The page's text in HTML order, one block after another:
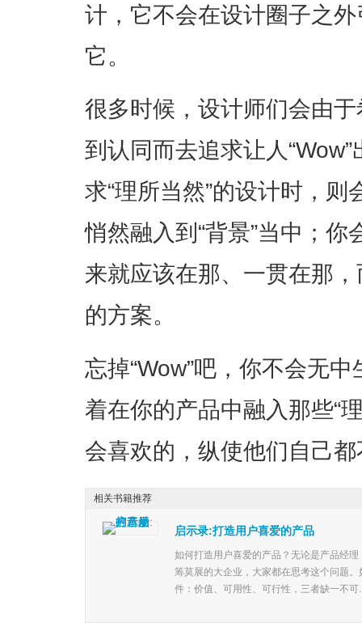
计，它不会在设计圈子之
它。
很多时候，设计师们会由
到认同而去追求让人
求“理所当然”的设计时，
悄然融入到“背景”当中；
来就应该在那、一贯在那
的方案。
忘掉“Wow”吧，你不会无
着在你的产品中融入那些“
会喜欢的，纵使他们自己
启示录:打造用户喜爱的产品
如何打造用户喜爱的产品？无论是产品经
筹莫展的大企业，大家都在思考这个问题
件：价值、可用性、可行性，三者缺一不可
相关书籍推荐